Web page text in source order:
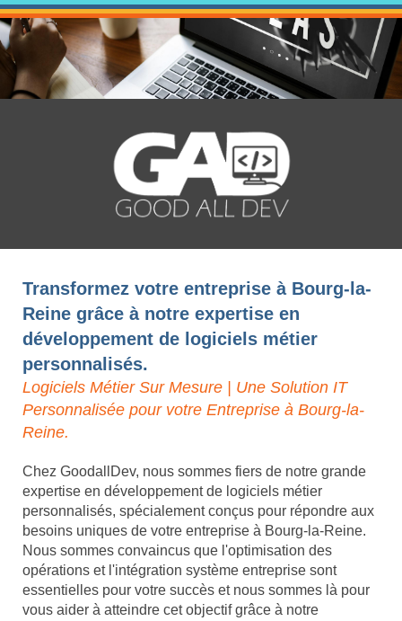
Transformez votre entreprise à Bourg-la-
Reine grâce à notre expertise en
développement de logiciels métier
personnalisés.
Logiciels Métier Sur Mesure | Une Solution IT
Personnalisée pour votre Entreprise à Bourg-la-
Reine.
Chez GoodallDev, nous sommes fiers de notre grande
expertise en développement de logiciels métier
personnalisés, spécialement conçus pour répondre aux
besoins uniques de votre entreprise à Bourg-la-Reine.
Nous sommes convaincus que l'optimisation des
opérations et l'intégration système entreprise sont
essentielles pour votre succès et nous sommes là pour
vous aider à atteindre cet objectif grâce à notre